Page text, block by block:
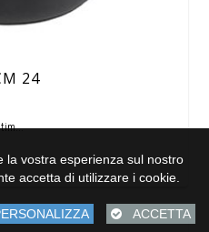
24
la vostra esperienza sul nostro
accetta di utilizzare i cookie.
ACCETTA